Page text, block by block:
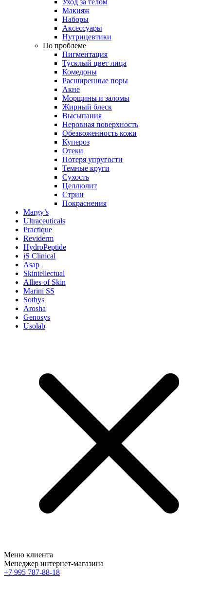
Уход за телом
Макияж
Наборы
Аксессуары
Нутрицевтики
По проблеме
Пигментация
Тусклый цвет лица
Комедоны
Расширенные поры
Акне
Морщины и заломы
Жирный блеск
Высыпания
Неровная поверхность
Обезвоженность кожи
Купероз
Отеки
Потеря упругости
Темные круги
Сухость
Целлюлит
Стрии
Покраснения
Margy’s
Ultraceuticals
Practique
Reviderm
HydroPeptide
iS Clinical
Asap
Skintellectual
Allies of Skin
Marini SS
Sothys
Arosha
Genosys
Usolab
Меню клиента
Менеджер интернет-магазина
+7 995 787-88-18